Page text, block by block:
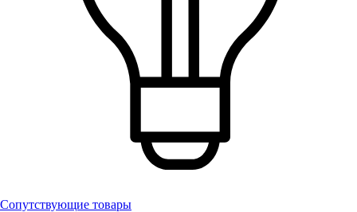
Сопутствующие товары